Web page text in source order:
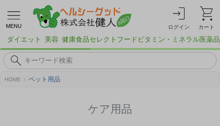
MENU ログイン カート
ダイエット 美容 健康食品セレクトフード ビタミン・ミネラル医薬品
HOME ペット用品
ケア用品